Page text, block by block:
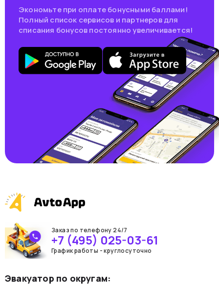
Экономьте при оплате бонусными баллами!
Полный список сервисов и партнеров для
списания бонусов постоянно увеличивается!
Заказ по телефону 24/7
+7 (495) 025-03-61
График работы - круглосуточно
Эвакуатор по округам: